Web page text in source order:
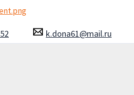
k.dona61@mail.ru